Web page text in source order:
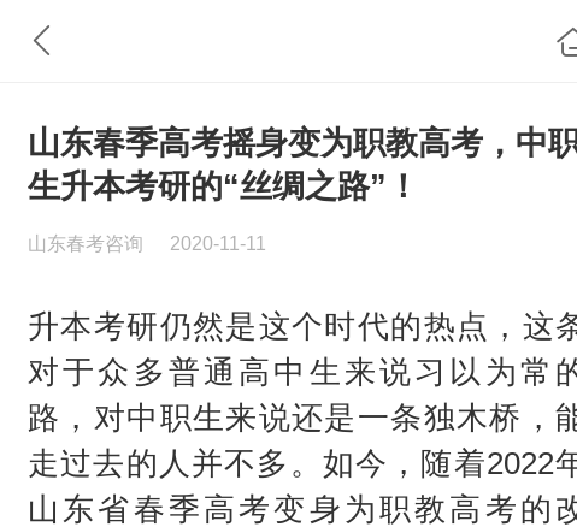
山东春季高考摇身变为职教高考，中
生升本考研的“丝绸之路”！
山东春考咨询 2020-11-11
升本考研仍然是这个时代的热点，这
对于众多普通高中生来说习以为常
路，对中职生来说还是一条独木桥，
走过去的人并不多。如今，随着2022
山东省春季高考变身为职教高考的